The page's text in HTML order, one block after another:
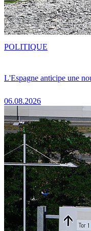
L'Espagne anticipe une
06.08.2026
POLITIQUE